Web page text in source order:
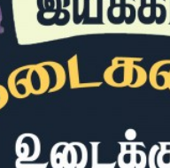
பண்டிகை